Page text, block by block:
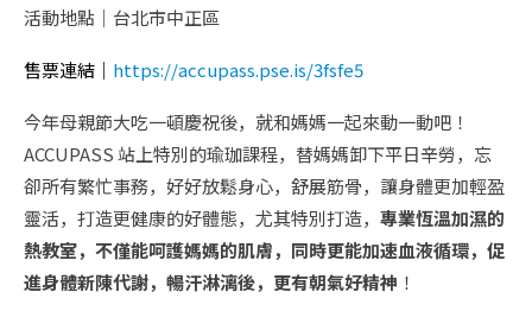
活動地點｜台北市中正區
售票連結｜ https://accupass.pse.is/3fsfe5
今年母親節大吃一頓慶祝後，就和媽媽一起來動一動吧！
ACCUPASS 站上特別的瑜珈課程，替媽媽卸下平日辛勞，忘
卻所有繁忙事務，好好放鬆身心，舒展筋骨，讓身體更加輕盈
靈活，打造更健康的好體態，尤其特別打造， 專業恆溫加濕的
熱教室，不僅能呵護媽媽的肌膚，同時更能加速血液循環，促
進身體新陳代謝，暢汗淋漓後，更有朝氣好精神 ！